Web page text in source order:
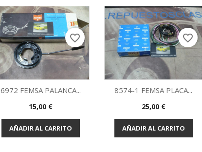
Vista rápida
6972 FEMSA PALANCA...
Precio
15,00 €
AÑADIR AL CARRITO
favorite_border
Vista rápida
8574-1 FEMSA PLACA...
Precio
25,00 €
AÑADIR AL CARRITO
favorite_border